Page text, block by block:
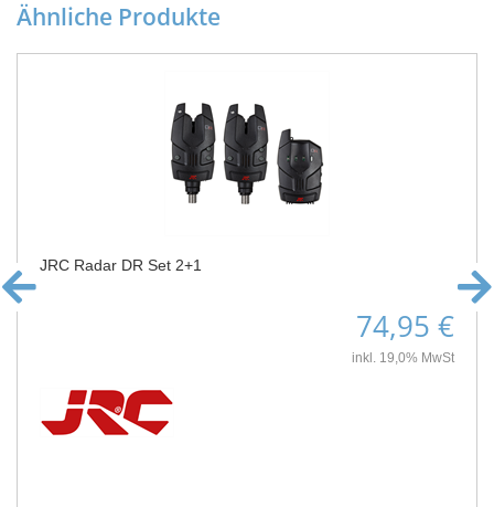
Ähnliche Produkte
JRC Radar DR Set 2+1
74,95 €
inkl. 19,0% MwSt